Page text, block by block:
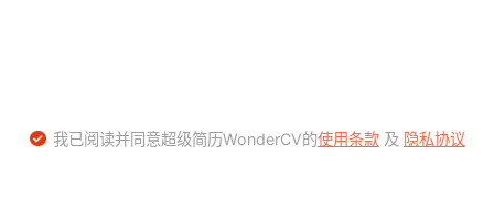
我已阅读并同意超级简历WonderCV的使用条款及 隐私协议